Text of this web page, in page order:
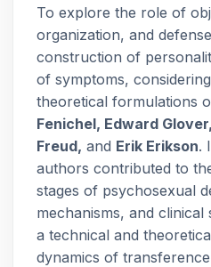
To explore the role of
organization, and
construction of
of symptoms,
theoretical formulations
Fenichel, Edward
Freud, and Erik Erikson.
authors contributed to
stages of psychosexual
mechanisms, and
a technical and
dynamics of